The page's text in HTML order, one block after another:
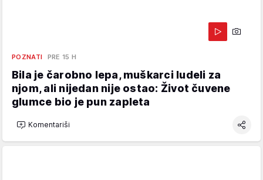
POZNATI PRE 15 H
Bila je čarobno lepa, muškarci ludeli za
njom, ali nijedan nije ostao: Život čuvene
glumce bio je pun zapleta
Komentariši